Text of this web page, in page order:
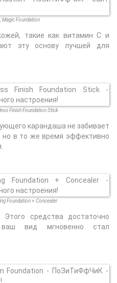
Magic Foundation
такие как витамин С и
эту основу лучшей для
Finish Foundation Stick
карандаша не забивает
в то же время эффективно
Foundation + Concealer
средства достаточно
вид мгновенно стал